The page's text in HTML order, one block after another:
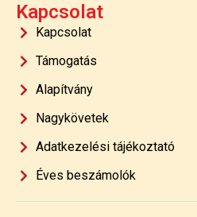
Kapcsolat
Kapcsolat
Támogatás
Alapítvány
Nagykövetek
Adatkezelési tájékoztató
Éves beszámolók